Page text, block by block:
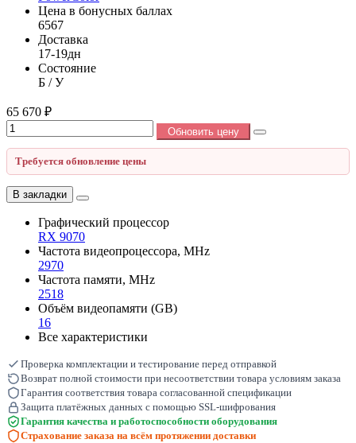
Цена в бонусных баллах
6567
Доставка
17-19дн
Состояние
Б / У
65 670 ₽
Обновить цену
Требуется обновление цены
В закладки
Графический процессор
RX 9070
Частота видеопроцессора, MHz
2970
Частота памяти, MHz
2518
Объём видеопамяти (GB)
16
Все характеристики
Проверка комплектации и тестирование перед отправкой
Возврат полной стоимости при несоответствии товара условиям заказа
Гарантия соответствия товара согласованной спецификации
Защита платёжных данных с помощью SSL-шифрования
Гарантия качества и работоспособности оборудования
Страхование заказа на всём протяжении доставки